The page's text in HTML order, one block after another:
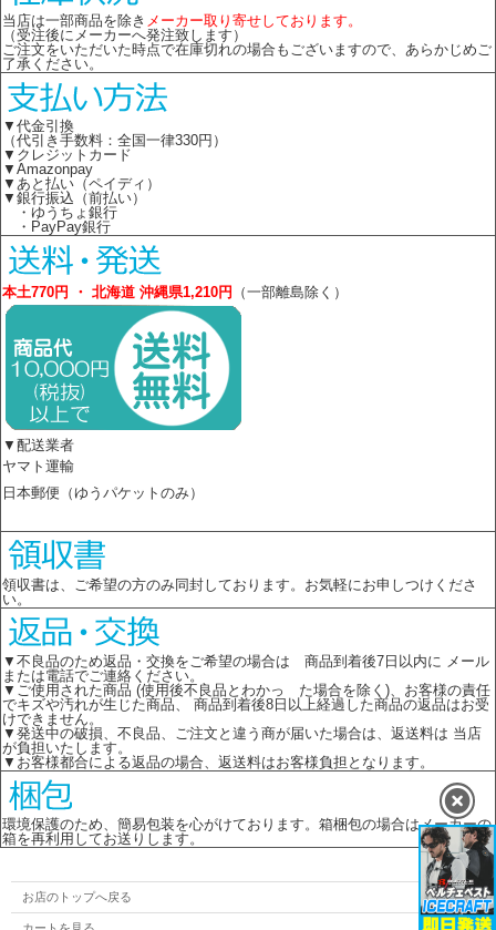
当店は一部商品を除き メーカー取り寄せしております。
（受注後にメーカーへ発注致します）
ご注文をいただいた時点で在庫切れの場合もございますので、あらかじめご
了承ください。
▼代金引換
（代引き手数料：全国一律330円）
▼クレジットカード
▼Amazonpay
▼あと払い（ペイディ）
▼銀行振込（前払い）
・ゆうちょ銀行
・PayPay銀行
本土770円 ・ 北海道 沖縄県1,210円 （一部離島除く）
▼配送業者
ヤマト運輸
日本郵便（ゆうパケットのみ）
領収書は、ご希望の方のみ同封しております。お気軽にお申しつけくださ
い。
▼不良品のため返品・交換をご希望の場合は 商品到着後7日以内に メール
または電話でご連絡ください。
▼ご使用された商品 (使用後不良品とわかっ た場合を除く)、お客様の責任
でキズや汚れが生じた商品、 商品到着後8日以上経過した商品の返品はお受
けできません。
▼発送中の破損、不良品、ご注文と違う商が届いた場合は、返送料は 当店
が負担いたします。
▼お客様都合による返品の場合、返送料はお客様負担となります。
環境保護のため、簡易包装を心がけております。箱梱包の場合はメーカーの
箱を再利用してお送りします。
お店のトップへ戻る